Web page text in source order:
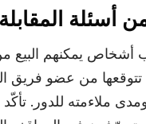
أسئلة
أشخاص يمكنهم البيع
من عضو فريق
ملاءمته للدور.